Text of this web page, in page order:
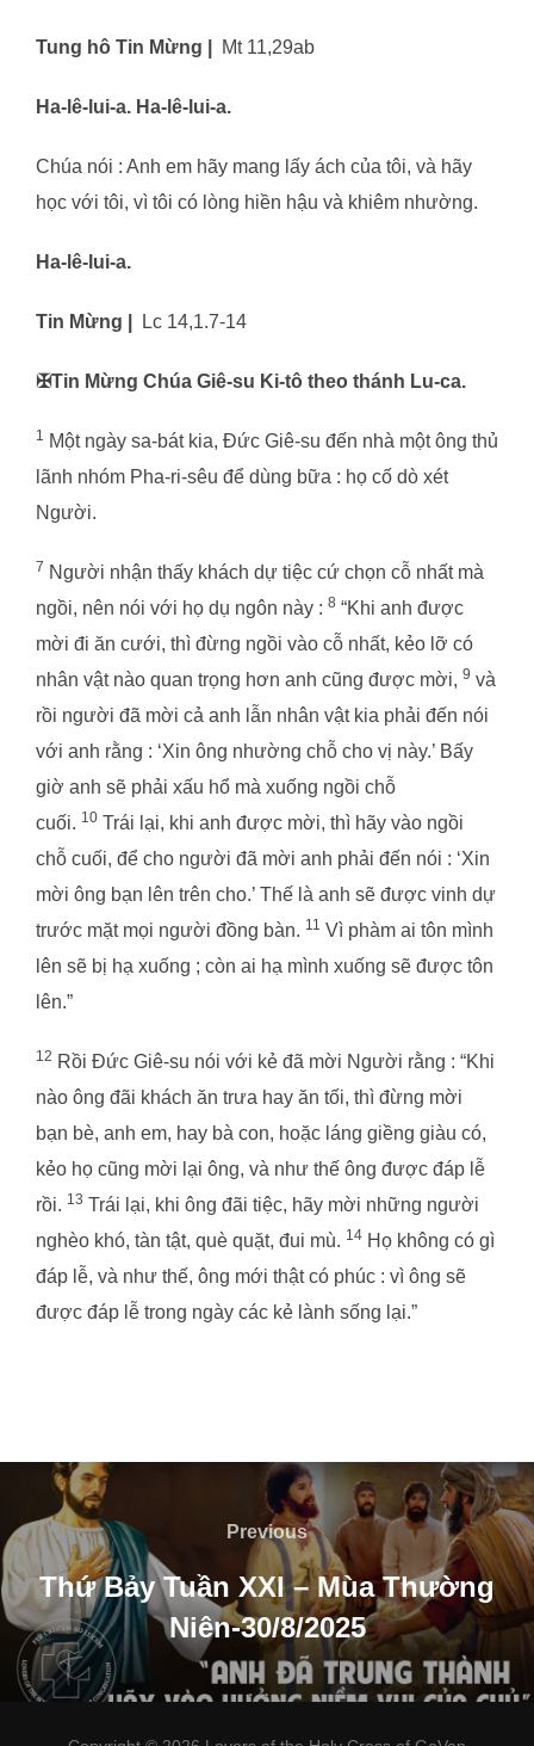
Tung hô Tin Mừng | Mt 11,29ab
Ha-lê-lui-a. Ha-lê-lui-a.
Chúa nói : Anh em hãy mang lấy ách của tôi, và hãy
học với tôi, vì tôi có lòng hiền hậu và khiêm nhường.
Ha-lê-lui-a.
Tin Mừng | Lc 14,1.7-14
✠Tin Mừng Chúa Giê-su Ki-tô theo thánh Lu-ca.
1 Một ngày sa-bát kia, Đức Giê-su đến nhà một ông thủ
lãnh nhóm Pha-ri-sêu để dùng bữa : họ cố dò xét
Người.
7 Người nhận thấy khách dự tiệc cứ chọn cỗ nhất mà
ngồi, nên nói với họ dụ ngôn này : 8 “Khi anh được
mời đi ăn cưới, thì đừng ngồi vào cỗ nhất, kẻo lỡ có
nhân vật nào quan trọng hơn anh cũng được mời, 9 và
rồi người đã mời cả anh lẫn nhân vật kia phải đến nói
với anh rằng : ‘Xin ông nhường chỗ cho vị này.’ Bấy
giờ anh sẽ phải xấu hổ mà xuống ngồi chỗ
cuối. 10 Trái lại, khi anh được mời, thì hãy vào ngồi
chỗ cuối, để cho người đã mời anh phải đến nói : ‘Xin
mời ông bạn lên trên cho.’ Thế là anh sẽ được vinh dự
trước mặt mọi người đồng bàn. 11 Vì phàm ai tôn mình
lên sẽ bị hạ xuống ; còn ai hạ mình xuống sẽ được tôn
lên.”
12 Rồi Đức Giê-su nói với kẻ đã mời Người rằng : “Khi
nào ông đãi khách ăn trưa hay ăn tối, thì đừng mời
bạn bè, anh em, hay bà con, hoặc láng giềng giàu có,
kẻo họ cũng mời lại ông, và như thế ông được đáp lễ
rồi. 13 Trái lại, khi ông đãi tiệc, hãy mời những người
nghèo khó, tàn tật, què quặt, đui mù. 14 Họ không có gì
đáp lễ, và như thế, ông mới thật có phúc : vì ông sẽ
được đáp lễ trong ngày các kẻ lành sống lại.”
Post
navigation
Previous
Previous
Thứ Bảy Tuần XXI – Mùa Thường
Niên-30/8/2025